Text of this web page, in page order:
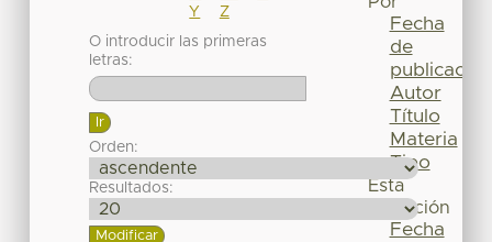
Y
Z
O introducir las primeras
letras:
Orden:
Resultados:
Fecha
de
publicación
Autor
Título
Materia
Tipo
Esta
colección
Fecha